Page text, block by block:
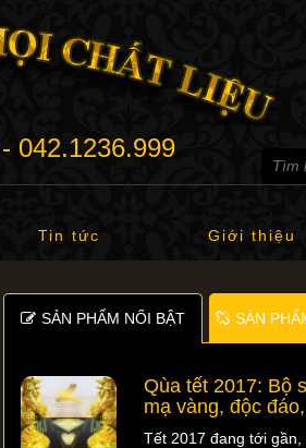
042.1236.999
Tin tức Giới thiệu
SẢN PHẨM NỐI BẬT SẢN
Qùa tết 2017: Bộ
mạ vàng, độc
Tết 2017 đang tới